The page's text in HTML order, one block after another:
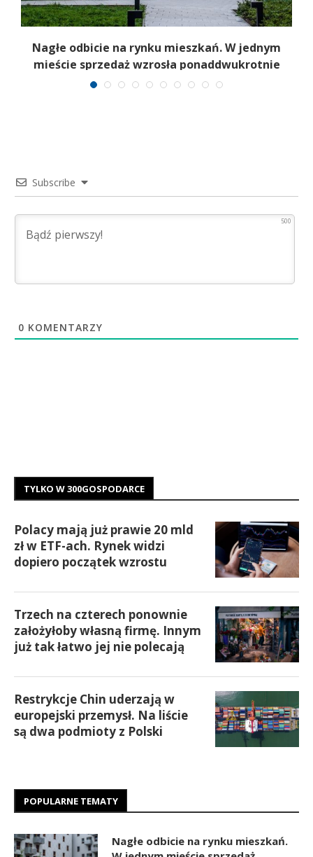
Nagłe odbicie na rynku mieszkań. W jednym
mieście sprzedaż wzrosła ponaddwukrotnie
Subscribe
500
0 KOMENTARZY
TYLKO W 300GOSPODARCE
Polacy mają już prawie 20 mld
zł w ETF-ach. Rynek widzi
dopiero początek wzrostu
Trzech na czterech ponownie
założyłoby własną firmę. Innym
już tak łatwo jej nie polecają
Restrykcje Chin uderzają w
europejski przemysł. Na liście
są dwa podmioty z Polski
POPULARNE TEMATY
Nagłe odbicie na rynku mieszkań.